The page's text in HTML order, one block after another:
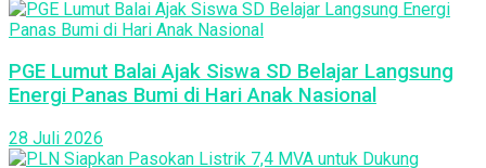
PGE Lumut Balai Ajak Siswa SD Belajar Langsung
Energi Panas Bumi di Hari Anak Nasional
28 Juli 2026